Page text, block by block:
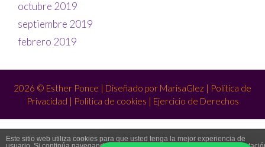
octubre 2019
septiembre 2019
febrero 2019
2026 © Esther Ponce | Diseñado por MarisaGlez | Política de
Privacidad | Política de cookies | Ejercicio de Derechos
Este sitio web utiliza cookies para que usted tenga la mejor experiencia de